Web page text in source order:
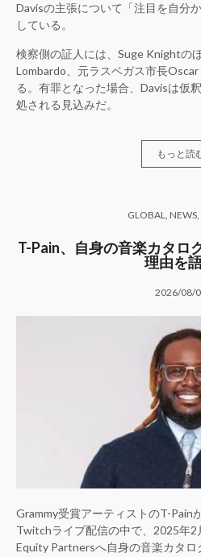
Davisの主張について「注目を自分
している。
検察側の証人には、Suge Knightの
Lombardo、元ラスベガス市長
る。有罪となった場合、Davisは仮
処される見込みだ。
もっと読
GLOBAL NEWS,
T-Pain、自身の音楽カタロ
理由を
2026/08/
Grammy受賞アーティストのT-Pain
Twitchライブ配信の中で、2025年
Equity Partnersへ自身の音楽カタロ